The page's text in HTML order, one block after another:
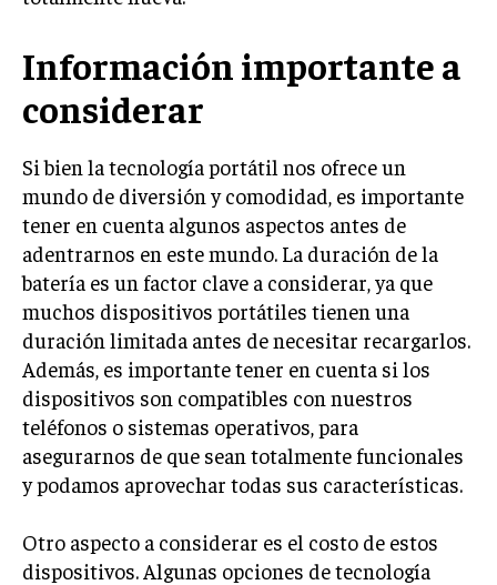
Información importante a
considerar
Si bien la tecnología portátil nos ofrece un
mundo de diversión y comodidad, es importante
tener en cuenta algunos aspectos antes de
adentrarnos en este mundo. La duración de la
batería es un factor clave a considerar, ya que
muchos dispositivos portátiles tienen una
duración limitada antes de necesitar recargarlos.
Además, es importante tener en cuenta si los
dispositivos son compatibles con nuestros
teléfonos o sistemas operativos, para
asegurarnos de que sean totalmente funcionales
y podamos aprovechar todas sus características.
Otro aspecto a considerar es el costo de estos
dispositivos. Algunas opciones de tecnología